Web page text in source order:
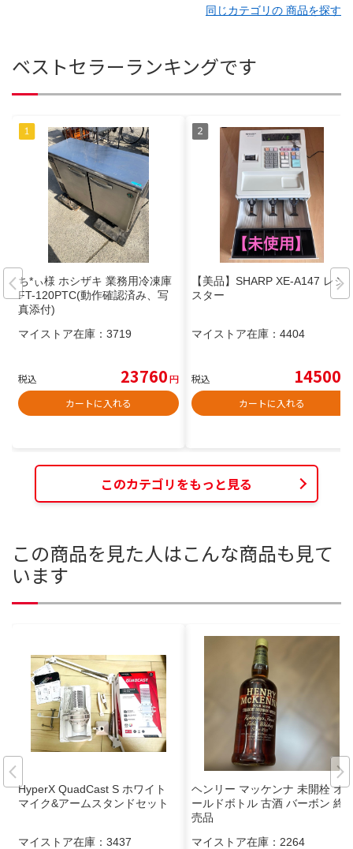
同じカテゴリの 商品を探す
ベストセラーランキングです
ち*ぃ様 ホシザキ 業務用冷凍庫
FT-120PTC(動作確認済み、写
真添付)
マイストア在庫： 3719
税込 23760円
カートに入れる
【美品】SHARP XE-A147 レジ
スター
マイストア在庫： 4404
税込 14500
カートに入れる
このカテゴリをもっと見る
この商品を見た人はこんな商品も見て
います
HyperX QuadCast S ホワイト
マイク&アームスタンドセット
マイストア在庫： 3437
ヘンリー マッケンナ 未開栓 オ
ールドボトル 古酒 バーボン 終
売品
マイストア在庫： 2264